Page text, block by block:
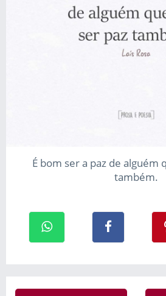
É bom ser a paz de alguém
também.